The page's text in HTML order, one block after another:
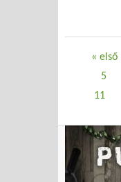
Oldalak« első
5
11